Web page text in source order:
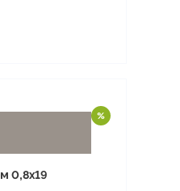
0,8х19